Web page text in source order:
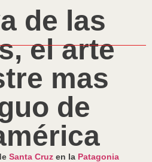
de las
el arte
mas
de
Santa Cruz en la Patagonia